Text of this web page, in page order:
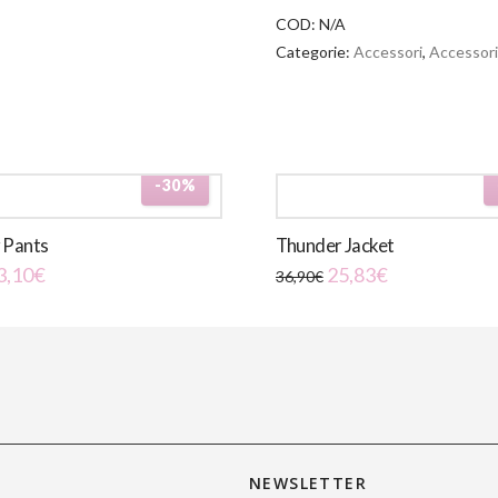
COD: N/A
Categorie: Accessori, Accessori
-30%
€
Thunder Jacket
36,90€ 25,83€
possono
NEWSLETTER